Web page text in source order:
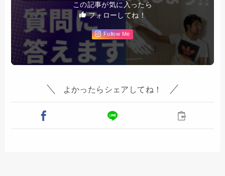
この記事が気に入ったら
フォローしてね！
Follow Me
よかったらシェアしてね！